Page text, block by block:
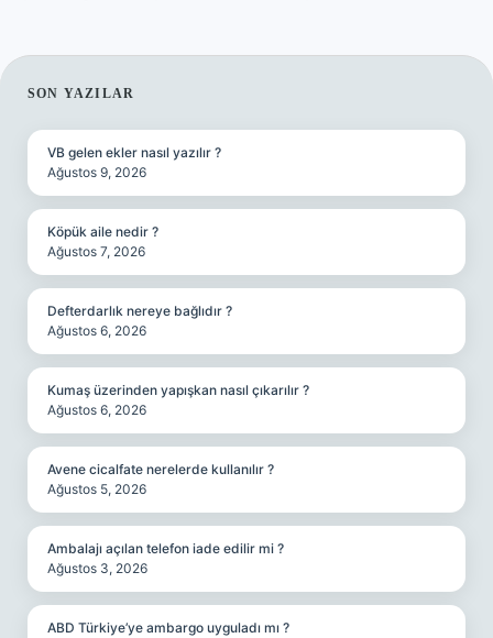
SIDEBAR
SON YAZILAR
VB gelen ekler nasıl yazılır ?
Ağustos 9, 2026
Köpük aile nedir ?
Ağustos 7, 2026
Defterdarlık nereye bağlıdır ?
Ağustos 6, 2026
Kumaş üzerinden yapışkan nasıl çıkarılır ?
Ağustos 6, 2026
Avene cicalfate nerelerde kullanılır ?
Ağustos 5, 2026
Ambalajı açılan telefon iade edilir mi ?
Ağustos 3, 2026
ABD Türkiye’ye ambargo uyguladı mı ?